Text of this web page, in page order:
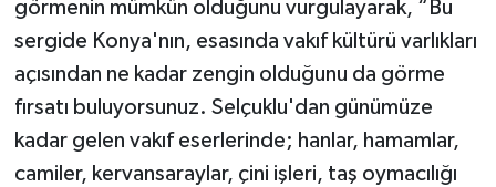
görmenin mümkün olduğunu vurgulayarak, “Bu
sergide Konya'nın, esasında vakıf kültürü varlıkları
açısından ne kadar zengin olduğunu da görme
fırsatı buluyorsunuz. Selçuklu'dan günümüze
kadar gelen vakıf eserlerinde; hanlar, hamamlar,
camiler, kervansaraylar, çini işleri, taş oymacılığı